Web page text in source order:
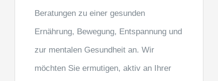
Beratungen zu einer gesunden
Ernährung, Bewegung, Entspannung und
zur mentalen Gesundheit an. Wir
möchten Sie ermutigen, aktiv an Ihrer